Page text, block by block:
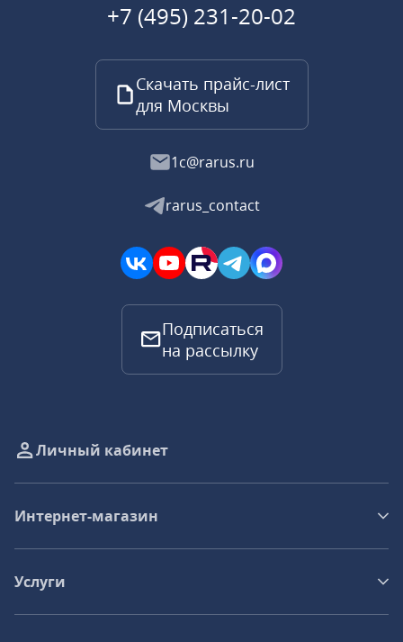
+7 (495) 231-20-02
Скачать прайс-лист
для Москвы
1c@rarus.ru
rarus_contact
Подписаться
на рассылку
Личный кабинет
Интернет-магазин
Услуги